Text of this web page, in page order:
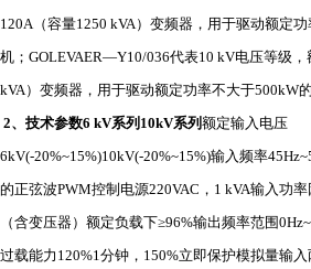
120A（容量1250 kVA）变频器，用于驱动额定
机；GOLEVAER—Y10/036代表10 kV电压等级
kVA）变频器，用于驱动额定功率不大于500kW
2、技术参数6 kV系列 10kV系列 额定输入电压
6kV(-20%~15%)10kV(-20%~15%)输入频率
的正弦波PWM控制电源220VAC，1 kVA输入功
（含变压器）额定负载下≥96%输出频率范围
过载能力120%1分钟，150%立即保护模拟量输